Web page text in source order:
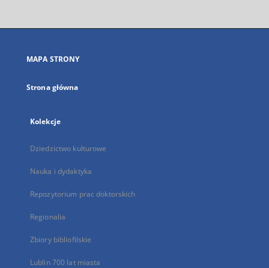
się
karcie
MAPA STRONY
Strona główna
Kolekcje
Dziedzictwo kulturowe
Nauka i dydaktyka
Repozytorium prac doktorskich
Regionalia
Zbiory bibliofilskie
Lublin 700 lat miasta